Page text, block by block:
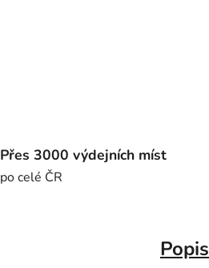
Přes 3000 výdejních míst
po celé ČR
Popis